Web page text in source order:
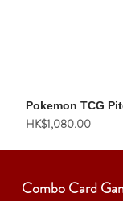
Pokemon TCG
價格
HK$1,080.00
Combo Card